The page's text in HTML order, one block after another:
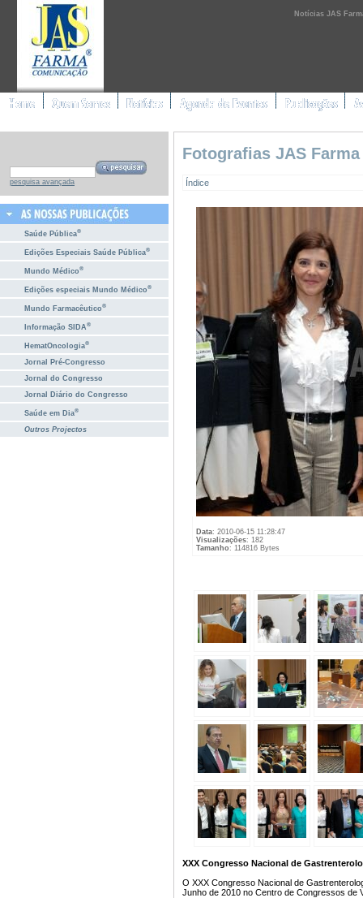
Notícias JAS
pesquisa avançada
Saúde Pública®
Edições Especiais Saúde Pública®
Mundo Médico®
Edições especiais Mundo Médico®
Mundo Farmacêutico®
Informação SIDA®
HematOncologia®
Jornal Pré-Congresso
Jornal do Congresso
Jornal Diário do Congresso
Saúde em Dia®
Outros Projectos
Fotografias JAS
Índice
Data: 2010-06-15 11:28:47
Visualizações: 182
Tamanho: 114816 Bytes
XXX Congresso Nacional de
O XXX Congresso Nacional de
Junho de 2010 no Centro de Congressos de